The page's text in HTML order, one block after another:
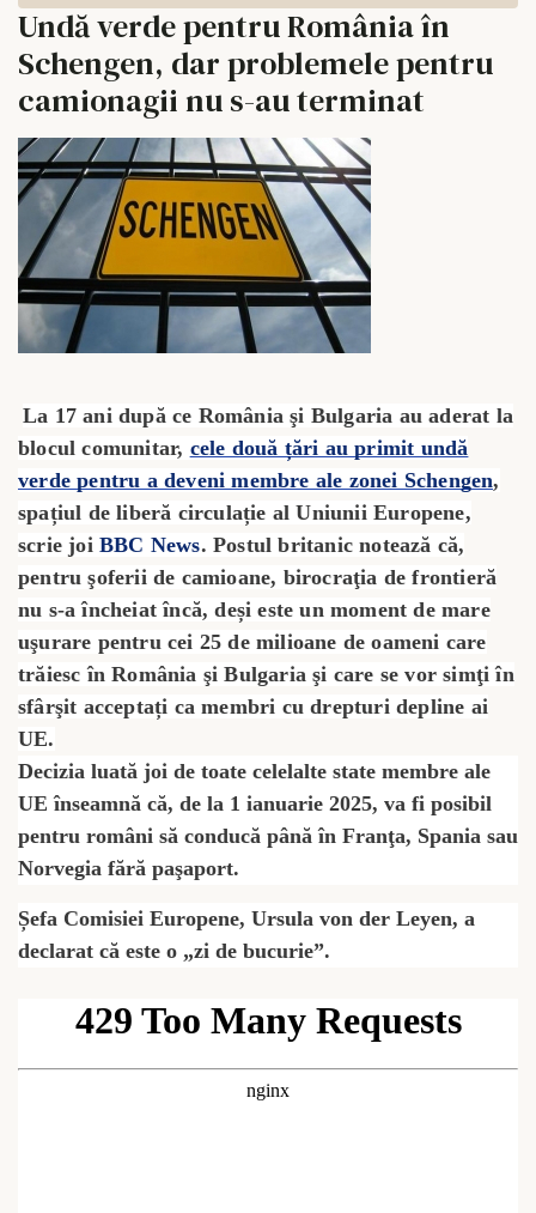
Undă verde pentru România în
Schengen, dar problemele pentru
camionagii nu s-au terminat
La 17 ani după ce România şi Bulgaria au aderat la
blocul comunitar, cele două țări au primit undă
verde pentru a deveni membre ale zonei Schengen,
spațiul de liberă circulație al Uniunii Europene,
scrie joi BBC News. Postul britanic notează că,
pentru şoferii de camioane, birocraţia de frontieră
nu s-a încheiat încă, deși este un moment de mare
uşurare pentru cei 25 de milioane de oameni care
trăiesc în România şi Bulgaria şi care se vor simţi în
sfârşit acceptați ca membri cu drepturi depline ai
UE.
Decizia luată joi de toate celelalte state membre ale
UE înseamnă că, de la 1 ianuarie 2025, va fi posibil
pentru români să conducă până în Franţa, Spania sau
Norvegia fără paşaport.
Șefa Comisiei Europene, Ursula von der Leyen, a
declarat că este o „zi de bucurie”.